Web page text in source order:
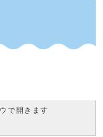
で開きます